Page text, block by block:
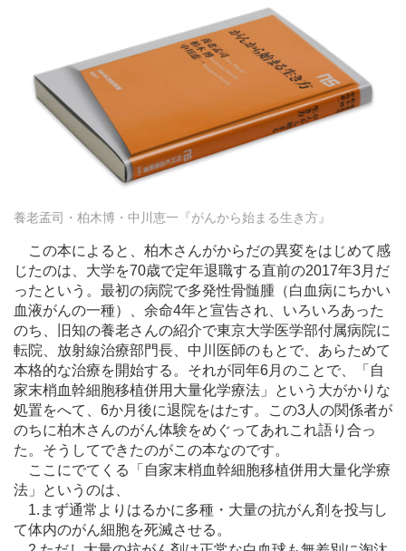
養老孟司・柏木博・中川恵一『がんから始まる生き方』
この本によると、柏木さんがからだの異変をはじめて感
じたのは、大学を70歳で定年退職する直前の2017年3月だ
ったという。最初の病院で多発性骨髄腫（白血病にちかい
血液がんの一種）、余命4年と宣告され、いろいろあった
のち、旧知の養老さんの紹介で東京大学医学部付属病院に
転院、放射線治療部門長、中川医師のもとで、あらためて
本格的な治療を開始する。それが同年6月のことで、「自
家末梢血幹細胞移植併用大量化学療法」という大がかりな
処置をへて、6か月後に退院をはたす。この3人の関係者が
のちに柏木さんのがん体験をめぐってあれこれ語り合っ
た。そうしてできたのがこの本なのです。
ここにでてくる「自家末梢血幹細胞移植併用大量化学療
法」というのは、
1.まず通常よりはるかに多種・大量の抗がん剤を投与し
て体内のがん細胞を死滅させる。